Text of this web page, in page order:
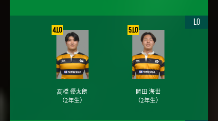
4.LO
髙橋 優太朗
（2年生）
5.LO
岡田 海世
（2年生）
LO